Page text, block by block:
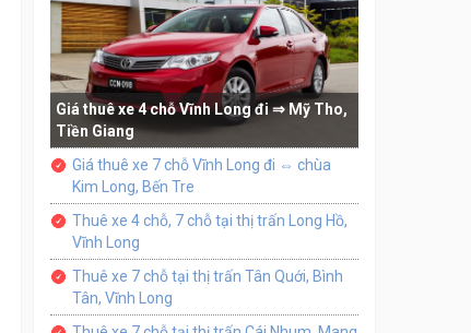
Giá thuê xe 4 chỗ Vĩnh Long đi ⇒ Mỹ Tho,
Tiền Giang
Giá thuê xe 7 chỗ Vĩnh Long đi ⇔ chùa
Kim Long, Bến Tre
Thuê xe 4 chỗ, 7 chỗ tại thị trấn Long Hồ,
Vĩnh Long
Thuê xe 7 chỗ tại thị trấn Tân Quới, Bình
Tân, Vĩnh Long